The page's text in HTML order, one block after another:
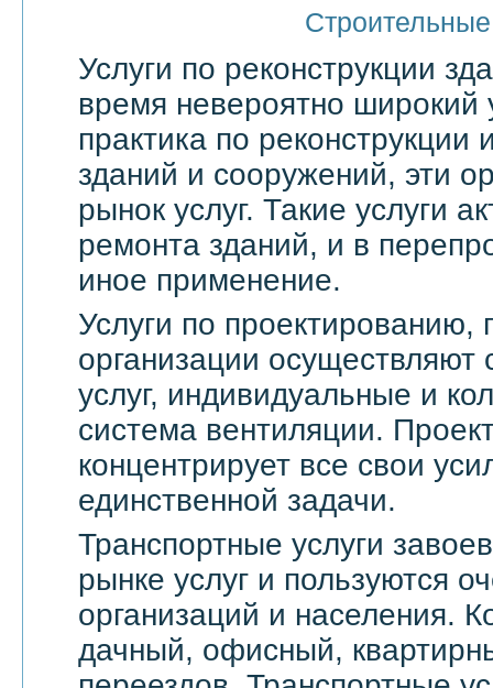
Строительные
Услуги по реконструкции
время невероятно широкий
практика по реконструкции
зданий и сооружений, эти
рынок услуг. Такие услуги
ремонта зданий, и в
иное применение.
Услуги по проектированию,
организации осуществляют
услуг, индивидуальные и
система вентиляции.
концентрирует все свои
единственной задачи.
Транспортные услуги
рынке услуг и пользуются
организаций и населения.
дачный, офисный,